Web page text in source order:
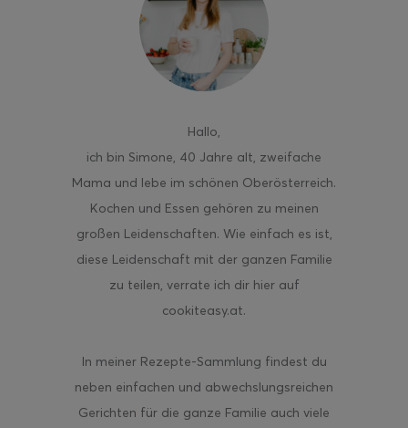
Hallo,
ich bin Simone, 40 Jahre alt, zweifache
Mama und lebe im schönen Oberösterreich.
Kochen und Essen gehören zu meinen
großen Leidenschaften. Wie einfach es ist,
diese Leidenschaft mit der ganzen Familie
zu teilen, verrate ich dir hier auf
cookiteasy.at.
In meiner Rezepte-Sammlung findest du
neben einfachen und abwechslungsreichen
Gerichten für die ganze Familie auch viele